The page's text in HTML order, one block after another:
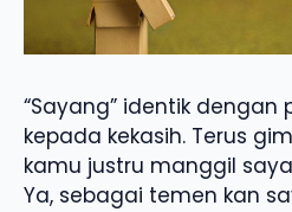
“Sayang” identik
kepada kekasih. Terus
kamu justru manggil
Ya, sebagai temen kan